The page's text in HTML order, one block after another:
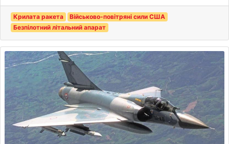
Крилата ракета
Військово-повітряні сили США
Безпілотний літальний апарат